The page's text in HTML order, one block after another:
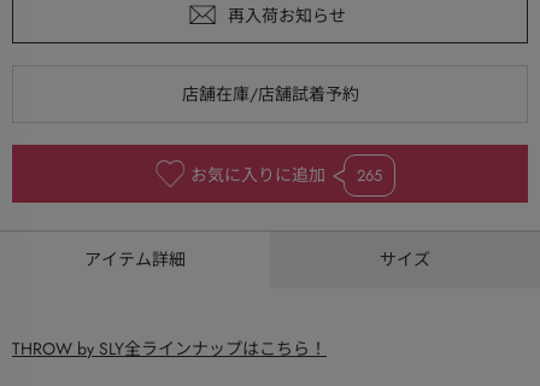
お気に入りに追加 265
アイテム詳細 サイズ
THROW by SLY全ラインナップはこちら！